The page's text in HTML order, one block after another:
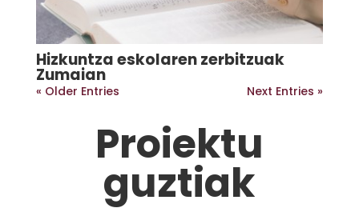
Hizkuntza eskolaren zerbitzuak
Zumaian
« Older Entries Next Entries »
Proiektu
guztiak